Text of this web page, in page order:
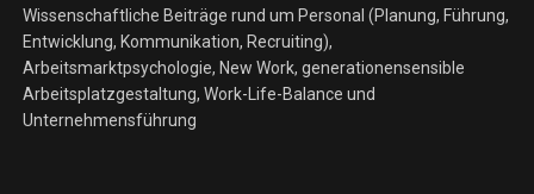
Wissenschaftliche Beiträge rund um Personal (Planung, Führung,
Entwicklung, Kommunikation, Recruiting),
Arbeitsmarktpsychologie, New Work, generationensensible
Arbeitsplatzgestaltung, Work-Life-Balance und
Unternehmensführung